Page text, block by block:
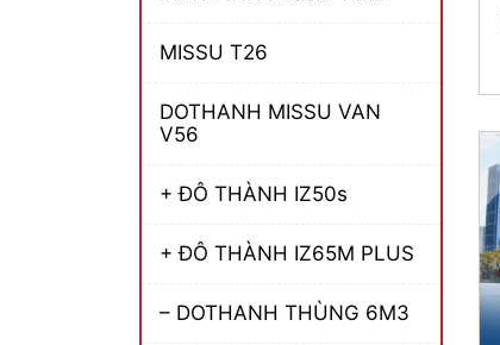
MISSU T26
DOTHANH MISSU VAN
V56
+ ĐÔ THÀNH IZ50s
+ ĐÔ THÀNH IZ65M PLUS
– DOTHANH THÙNG 6M3